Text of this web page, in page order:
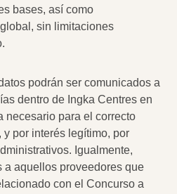
bases, así como
sin limitaciones
podrán ser comunicados a
dentro de Ingka Centres en
necesario para el correcto
por interés legítimo, por
Igualmente,
a aquellos proveedores que
con el Concurso a